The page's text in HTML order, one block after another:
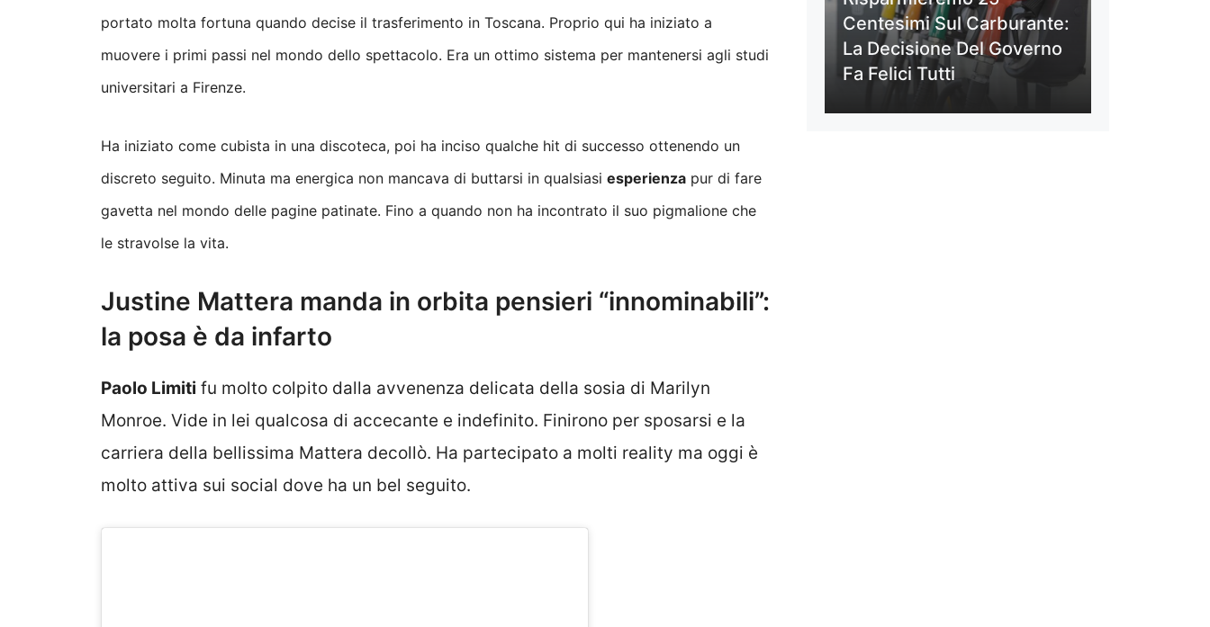
portato molta fortuna quando decise il trasferimento in Toscana. Proprio qui ha iniziato a
muovere i primi passi nel mondo dello spettacolo. Era un ottimo sistema per mantenersi agli studi
universitari a Firenze.
Ha iniziato come cubista in una discoteca, poi ha inciso qualche hit di successo ottenendo un
discreto seguito. Minuta ma energica non mancava di buttarsi in qualsiasi esperienza pur di fare
gavetta nel mondo delle pagine patinate. Fino a quando non ha incontrato il suo pigmalione che
le stravolse la vita.
Justine Mattera manda in orbita pensieri “innominabili”:
la posa è da infarto
Paolo Limiti fu molto colpito dalla avvenenza delicata della sosia di Marilyn
Monroe. Vide in lei qualcosa di accecante e indefinito. Finirono per sposarsi e la
carriera della bellissima Mattera decollò. Ha partecipato a molti reality ma oggi è
molto attiva sui social dove ha un bel seguito.
Centesimi Sul Carburante:
La Decisione Del Governo
Fa Felici Tutti